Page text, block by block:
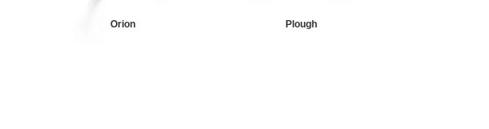
Orion Plough